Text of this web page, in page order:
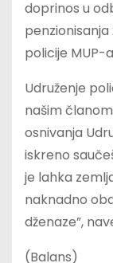
doprinos u
policije MUP-
Udruženje
našim
osnivanja
iskreno
je lahka
naknadno
dženaze”,
(Balans)